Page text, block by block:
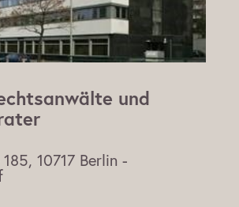
und
10717 Berlin -